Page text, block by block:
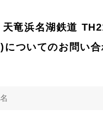
竜浜名湖鉄道
ついてのお問い合